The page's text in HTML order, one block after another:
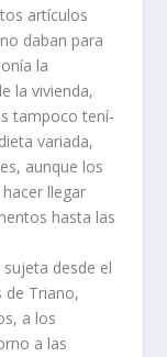
artí­culos
daban para
la
la vivienda,
tampoco tení­
variada,
aunque los
llegar
hasta las
desde el
de Triano,
a los
a las